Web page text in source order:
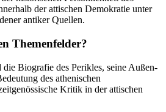
der attischen Demokratie unter
antiker Quellen.
Themenfelder?
Biografie des Perikles, seine Außen-
des athenischen
Kritik in der attischen